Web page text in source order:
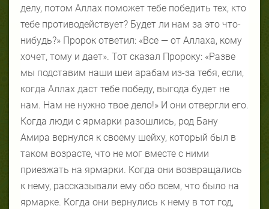
делу, потом Аллах поможет тебе победить тех, кто
тебе противодействует? Будет ли нам за это что-
нибудь?» Пророк ответил: «Все — от Аллаха, кому
хочет, тому и дает». Тот сказал Пророку: «Разве
мы подставим наши шеи арабам из-за тебя, если,
когда Аллах даст тебе победу, выгода будет не
нам. Нам не нужно твое дело!» И они отвергли его.
Когда люди с ярмарки разошлись, род Бану
Амира вернулся к своему шейху, который был в
таком возрасте, что не мог вместе с ними
приезжать на ярмарки. Когда они возвращались
к нему, рассказывали ему обо всем, что было на
ярмарке. Когда они вернулись к нему в тот год,